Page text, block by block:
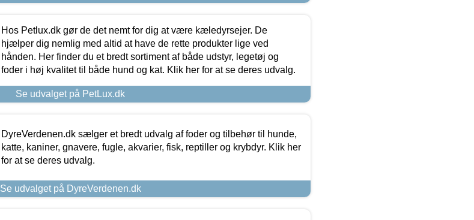
Hos Petlux.dk gør de det nemt for dig at være kæledyrsejer. De
hjælper dig nemlig med altid at have de rette produkter lige ved
hånden. Her finder du et bredt sortiment af både udstyr, legetøj og
foder i høj kvalitet til både hund og kat. Klik her for at se deres udvalg.
Se udvalget på PetLux.dk
DyreVerdenen.dk sælger et bredt udvalg af foder og tilbehør til hunde,
katte, kaniner, gnavere, fugle, akvarier, fisk, reptiller og krybdyr. Klik her
for at se deres udvalg.
Se udvalget på DyreVerdenen.dk